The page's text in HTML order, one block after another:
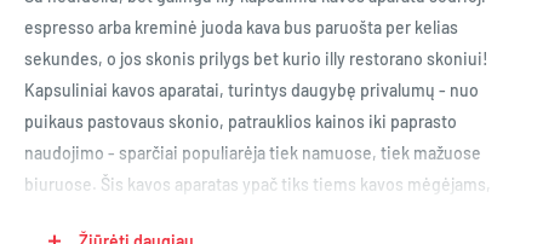
espresso arba kreminė juoda kava bus paruošta per kelias
sekundes, o jos skonis prilygs bet kurio illy restorano skoniui!
Kapsuliniai kavos aparatai, turintys daugybę privalumų - nuo
puikaus pastovaus skonio, patrauklios kainos iki paprasto
naudojimo - sparčiai populiarėja tiek namuose, tiek mažuose
biuruose. Šis kavos aparatas ypač tiks tiems kavos mėgėjams,